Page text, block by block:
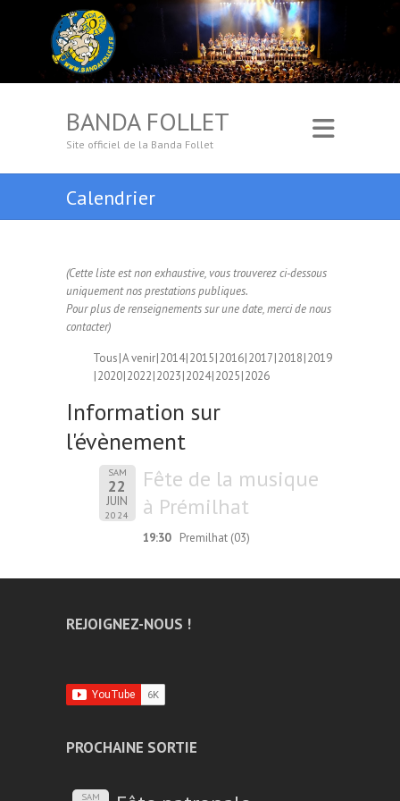
BANDA FOLLET
Site officiel de la Banda Follet
Calendrier
(Cette liste est non exhaustive, vous trouverez ci-dessous
uniquement nos prestations publiques.
Pour plus de renseignements sur une date, merci de nous
contacter)
Tous A venir 2014 2015 2016 2017 2018 2019
2020 2022 2023 2024 2025 2026
Information sur
l'évènement
SAM
22
JUIN
2024
Fête de la musique
à Prémilhat
19:30 Premilhat (03)
REJOIGNEZ-NOUS !
PROCHAINE SORTIE
SAM